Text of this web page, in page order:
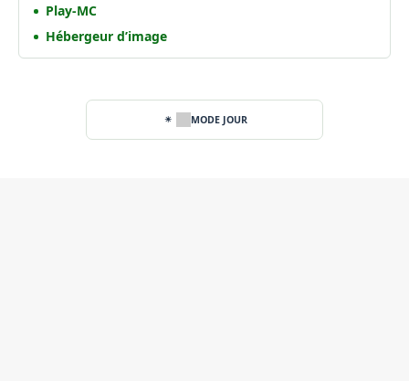
Play-MC
Hébergeur d’image
MODE JOUR